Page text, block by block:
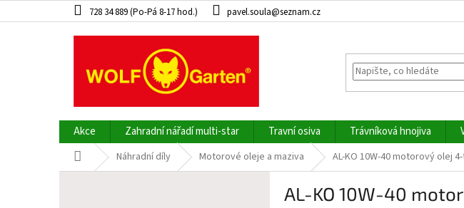
na
728 34 889 (Po-Pá 8-17 hod.) pavel.soula@seznam.cz
Akce Zahradní nářadí multi-star Travní osiva Trávníková hnojiva
Domů Náhradní díly Motorové oleje a maziva AL-KO 10W-40 motorový olej
AL-KO 10W-40